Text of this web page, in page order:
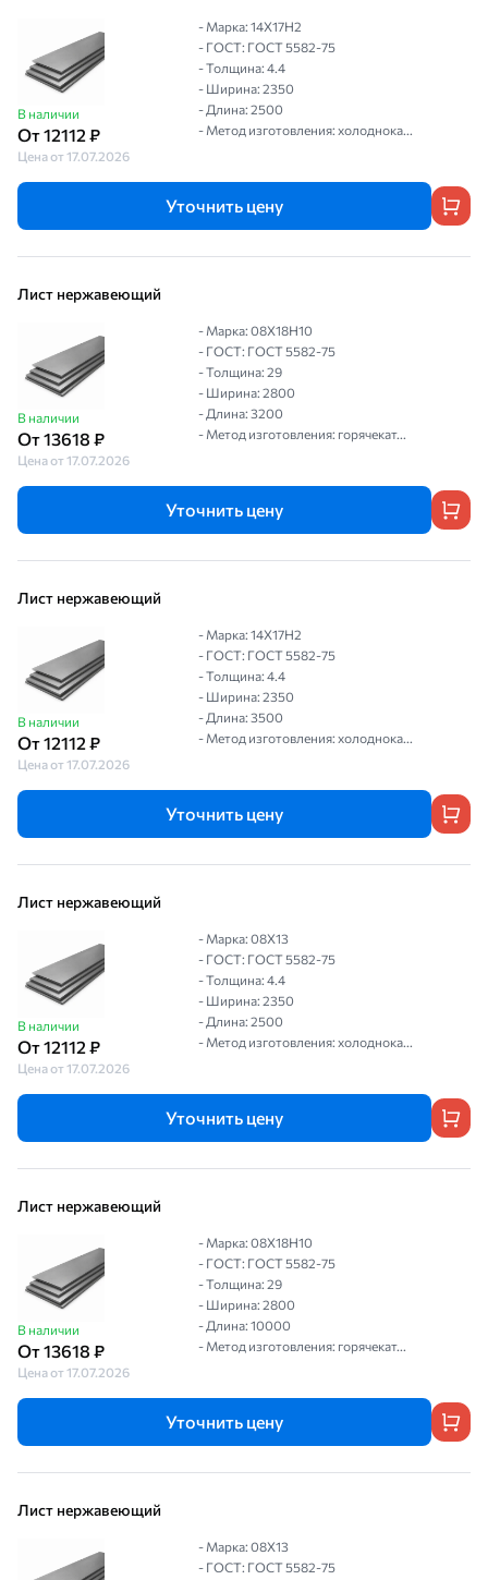
В наличии
От 12112 ₽
Цена от 17.07.2026
- Марка: 14Х17Н2
- ГОСТ: ГОСТ 5582-75
- Толщина: 4.4
- Ширина: 2350
- Длина: 2500
- Метод изготовления: холоднока...
Уточнить цену
Лист нержавеющий
В наличии
От 13618 ₽
Цена от 17.07.2026
- Марка: 08Х18Н10
- ГОСТ: ГОСТ 5582-75
- Толщина: 29
- Ширина: 2800
- Длина: 3200
- Метод изготовления: горячекат...
Уточнить цену
Лист нержавеющий
В наличии
От 12112 ₽
Цена от 17.07.2026
- Марка: 14Х17Н2
- ГОСТ: ГОСТ 5582-75
- Толщина: 4.4
- Ширина: 2350
- Длина: 3500
- Метод изготовления: холоднока...
Уточнить цену
Лист нержавеющий
В наличии
От 12112 ₽
Цена от 17.07.2026
- Марка: 08Х13
- ГОСТ: ГОСТ 5582-75
- Толщина: 4.4
- Ширина: 2350
- Длина: 2500
- Метод изготовления: холоднока...
Уточнить цену
Лист нержавеющий
В наличии
От 13618 ₽
Цена от 17.07.2026
- Марка: 08Х18Н10
- ГОСТ: ГОСТ 5582-75
- Толщина: 29
- Ширина: 2800
- Длина: 10000
- Метод изготовления: горячекат...
Уточнить цену
Лист нержавеющий
- Марка: 08Х13
- ГОСТ: ГОСТ 5582-75